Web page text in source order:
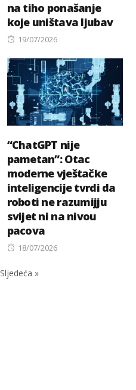
na tiho ponašanje
koje uništava ljubav
Posted
19/07/2026
“ChatGPT nije
pametan”: Otac
moderne vještačke
inteligencije tvrdi da
roboti ne razumijju
svijet ni na nivou
pacova
Posted
18/07/2026
Sljedeća »